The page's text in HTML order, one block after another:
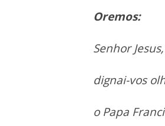
Oremos:
Senhor
dignai-vos
o Papa